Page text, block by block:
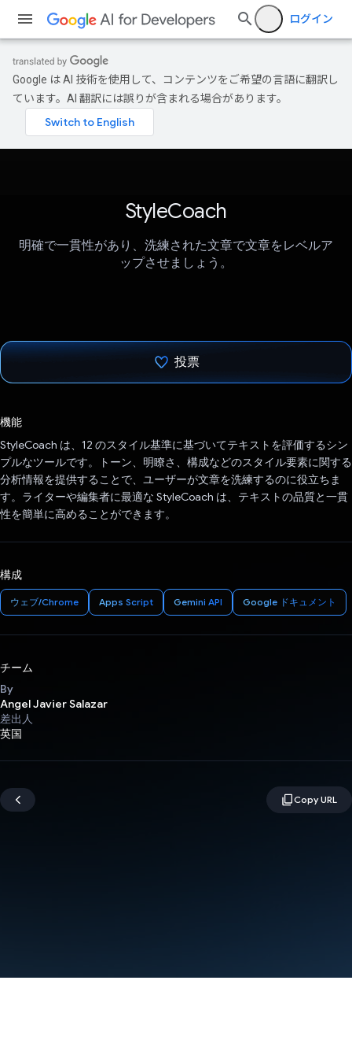
ログイン
Google は AI 技術を使用して、コンテンツをご希望の言語に翻訳し
ています。AI 翻訳には誤りが含まれる場合があります。
StyleCoach
明確で一貫性があり、洗練された文章で文章をレベルア
ップさせましょう。
投票
機能
StyleCoach は、12 のスタイル基準に基づいてテキストを評価するシン
プルなツールです。トーン、明瞭さ、構成などのスタイル要素に関する
分析情報を提供することで、ユーザーが文章を洗練するのに役立ちま
す。ライターや編集者に最適な StyleCoach は、テキストの品質と一貫
性を簡単に高めることができます。
構成
ウェブ/Chrome Apps Script Gemini API Google ドキュメント
チーム
By
Angel Javier Salazar
差出人
英国